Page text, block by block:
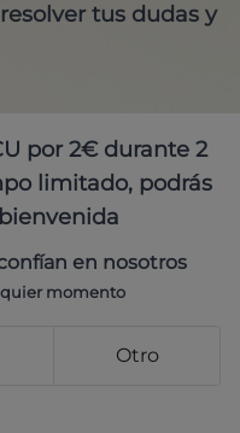
tus dudas y
por 2€ durante 2
limitado, podrás
en nosotros
momento
Otro